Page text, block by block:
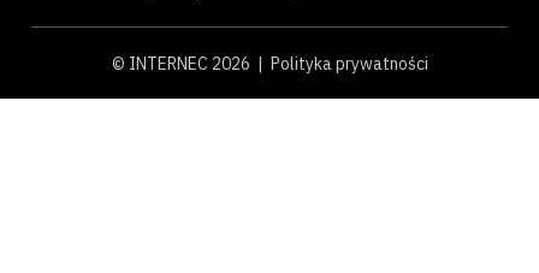
© INTERNEC 2026 | Polityka prywatności